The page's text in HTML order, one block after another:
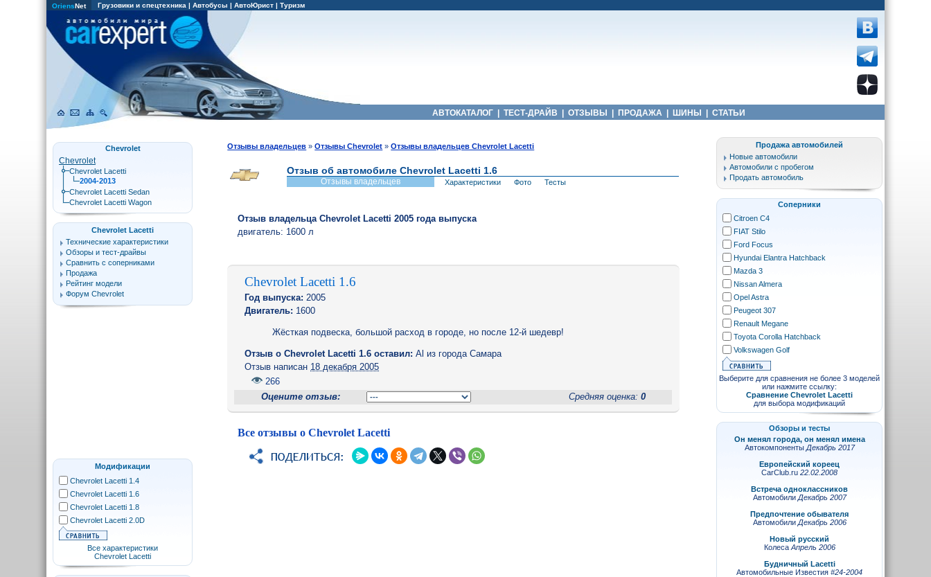
OriensNet Грузовики и спецтехника | Автобусы | АвтоЮрист | Туризм
АВТОКАТАЛОГ ТЕСТ-ДРАЙВ ОТЗЫВЫ ПРОДАЖА ШИНЫ СТАТЬИ
Отзывы владельцев »Отзывы Chevrolet »Отзывы владельцев Chevrolet Lacetti
Отзыв об автомобиле Chevrolet Lacetti 1.6
Отзывы владельцев Характеристики Фото Тесты
Отзыв владельцаChevrolet Lacetti 2005 года выпуска
двигатель: 1600 л
Chevrolet Lacetti 1.6
Год выпуска: 2005
Двигатель: 1600
Жёсткая подвеска, большой расход в городе, но после 12-й шедевр!
Отзыв o Chevrolet Lacetti 1.6 оставил: Al из города Самара
Отзыв написан 18 декабря 2005
266
Оцените отзыв:
Средняя оценка:0
Все отзывы о Chevrolet Lacetti
Chevrolet
Chevrolet
Chevrolet Lacetti
2004-2013
Chevrolet Lacetti Sedan
Chevrolet Lacetti Wagon
Chevrolet Lacetti
Технические характеристики
Обзоры и тест-драйвы
Сравнить с соперниками
Продажа
Рейтинг модели
Форум Chevrolet
Модификации
Chevrolet Lacetti 1.4
Chevrolet Lacetti 1.6
Chevrolet Lacetti 1.8
Chevrolet Lacetti 2.0D
Все характеристики
Chevrolet Lacetti
Продажа автомобилей
Новые автомобили
Автомобили с пробегом
Продать автомобиль
Соперники
Citroen C4
FIAT Stilo
Ford Focus
Hyundai Elantra Hatchback
Mazda 3
Nissan Almera
Opel Astra
Peugeot 307
Renault Megane
Toyota Corolla Hatchback
Volkswagen Golf
Выберите для сравнения не более 3 моделей
или нажмите ссылку:
Сравнение Chevrolet Lacetti
для выбора модификаций
Обзоры и тесты
Он менял города, он менял имена
АвтокомпонентыДекабрь 2017
Европейский кореец
CarClub.ru 22.02.2008
Встреча одноклассников
АвтомобилиДекабрь 2007
Предпочтение обывателя
АвтомобилиДекабрь 2006
Новый русский
КолесаАпрель 2006
Будничный Lacetti
Автомобильные Известия #24-2004